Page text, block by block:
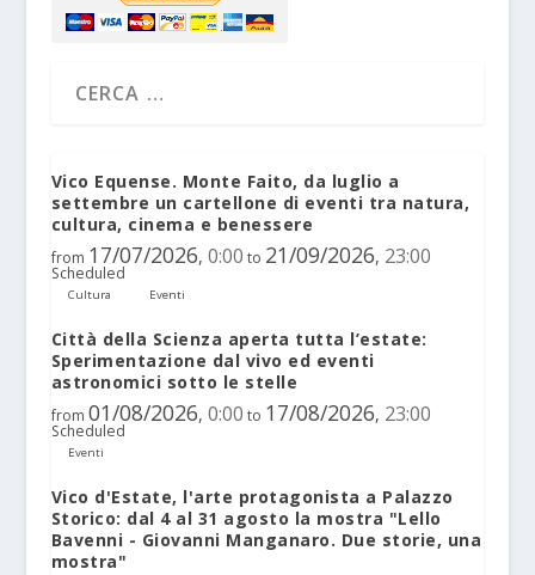
Vico Equense. Monte Faito, da luglio a
settembre un cartellone di eventi tra natura,
cultura, cinema e benessere
from 17/07/2026, 0:00 to 21/09/2026, 23:00
Scheduled
Cultura Eventi
Città della Scienza aperta tutta l’estate:
Sperimentazione dal vivo ed eventi
astronomici sotto le stelle
from 01/08/2026, 0:00 to 17/08/2026, 23:00
Scheduled
Eventi
Vico d'Estate, l'arte protagonista a Palazzo
Storico: dal 4 al 31 agosto la mostra "Lello
Bavenni - Giovanni Manganaro. Due storie, una
mostra"